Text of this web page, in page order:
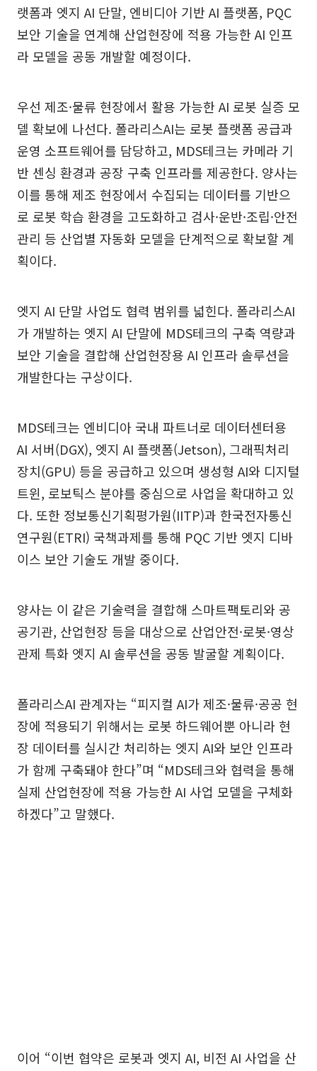
랫폼과 엣지 AI 단말, 엔비디아 기반 AI 플랫폼, PQC
보안 기술을 연계해 산업현장에 적용 가능한 AI 인프
라 모델을 공동 개발할 예정이다.
우선 제조·물류 현장에서 활용 가능한 AI 로봇 실증 모
델 확보에 나선다. 폴라리스AI는 로봇 플랫폼 공급과
운영 소프트웨어를 담당하고, MDS테크는 카메라 기
반 센싱 환경과 공장 구축 인프라를 제공한다. 양사는
이를 통해 제조 현장에서 수집되는 데이터를 기반으
로 로봇 학습 환경을 고도화하고 검사·운반·조립·안전
관리 등 산업별 자동화 모델을 단계적으로 확보할 계
획이다.
엣지 AI 단말 사업도 협력 범위를 넓힌다. 폴라리스AI
가 개발하는 엣지 AI 단말에 MDS테크의 구축 역량과
보안 기술을 결합해 산업현장용 AI 인프라 솔루션을
개발한다는 구상이다.
MDS테크는 엔비디아 국내 파트너로 데이터센터용
AI 서버(DGX), 엣지 AI 플랫폼(Jetson), 그래픽처리
장치(GPU) 등을 공급하고 있으며 생성형 AI와 디지털
트윈, 로보틱스 분야를 중심으로 사업을 확대하고 있
다. 또한 정보통신기획평가원(IITP)과 한국전자통신
연구원(ETRI) 국책과제를 통해 PQC 기반 엣지 디바
이스 보안 기술도 개발 중이다.
양사는 이 같은 기술력을 결합해 스마트팩토리와 공
공기관, 산업현장 등을 대상으로 산업안전·로봇·영상
관제 특화 엣지 AI 솔루션을 공동 발굴할 계획이다.
폴라리스AI 관계자는 “피지컬 AI가 제조·물류·공공 현
장에 적용되기 위해서는 로봇 하드웨어뿐 아니라 현
장 데이터를 실시간 처리하는 엣지 AI와 보안 인프라
가 함께 구축돼야 한다”며 “MDS테크와 협력을 통해
실제 산업현장에 적용 가능한 AI 사업 모델을 구체화
하겠다”고 말했다.
이어 “이번 협약은 로봇과 엣지 AI, 비전 AI 사업을 산